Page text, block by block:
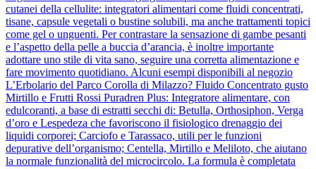
cutanei della cellulite: integratori alimentari come fluidi concentrati,
tisane, capsule vegetali o bustine solubili, ma anche trattamenti topici
come gel o unguenti. Per contrastare la sensazione di gambe pesanti
e l’aspetto della pelle a buccia d’arancia, è inoltre importante
adottare uno stile di vita sano, seguire una corretta alimentazione e
fare movimento quotidiano. Alcuni esempi disponibili al negozio
L’Erbolario del Parco Corolla di Milazzo? Fluido Concentrato gusto
Mirtillo e Frutti Rossi Puradren Plus: Integratore alimentare, con
edulcoranti, a base di estratti secchi di: Betulla, Orthosiphon, Verga
d’oro e Lespedeza che favoriscono il fisiologico drenaggio dei
liquidi corporei; Carciofo e Tarassaco, utili per le funzioni
depurative dell’organismo; Centella, Mirtillo e Meliloto, che aiutano
la normale funzionalità del microcircolo. La formula è completata